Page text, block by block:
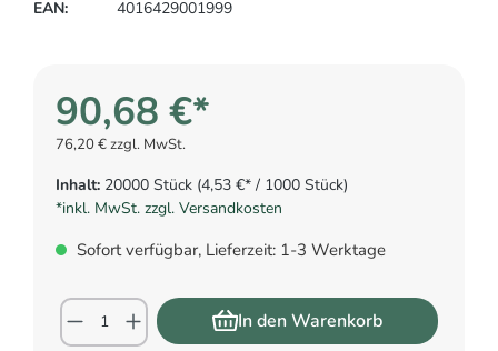
EAN:
4016429001999
90,68 €*
76,20 € zzgl. MwSt.
Inhalt: 20000 Stück (4,53 €* / 1000 Stück)
*inkl. MwSt. zzgl. Versandkosten
Sofort verfügbar, Lieferzeit: 1-3 Werktage
In den Warenkorb